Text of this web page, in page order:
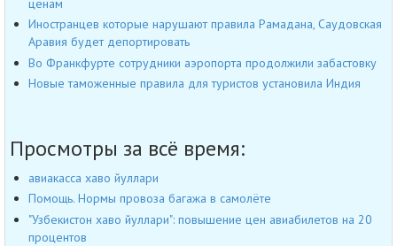
ценам
Иностранцев которые нарушают правила Рамадана, Саудовская
Аравия будет депортировать
Во Франкфурте сотрудники аэропорта продолжили забастовку
Новые таможенные правила для туристов установила Индия
Просмотры за всё время:
авиакасса хаво йуллари
Помощь. Нормы провоза багажа в самолёте
"Узбекистон хаво йуллари": повышение цен авиабилетов на 20
процентов